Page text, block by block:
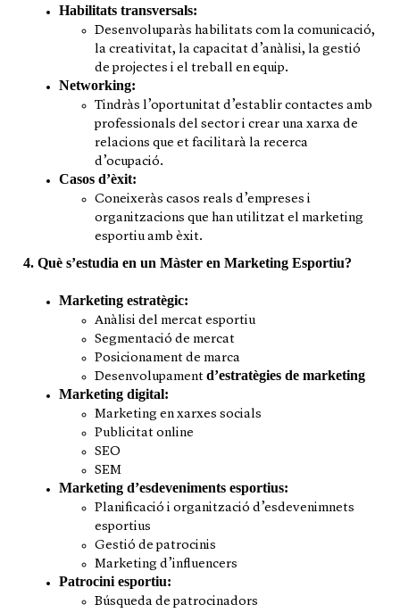
Habilitats transversals:
Desenvoluparàs habilitats com la comunicació,
la creativitat, la capacitat d’anàlisi, la gestió
de projectes i el treball en equip.
Networking:
Tindràs l’oportunitat d’establir contactes amb
professionals del sector i crear una xarxa de
relacions que et facilitarà la recerca
d’ocupació.
Casos d’èxit:
Coneixeràs casos reals d’empreses i
organitzacions que han utilitzat el marketing
esportiu amb èxit.
4. Què s’estudia en un Màster en Marketing Esportiu?
Marketing estratègic:
Anàlisi del mercat esportiu
Segmentació de mercat
Posicionament de marca
Desenvolupament d’estratègies de marketing
Marketing digital:
Marketing en xarxes socials
Publicitat online
SEO
SEM
Marketing d’esdeveniments esportius:
Planificació i organització d’esdevenimnets
esportius
Gestió de patrocinis
Marketing d’influencers
Patrocini esportiu:
Búsqueda de patrocinadors